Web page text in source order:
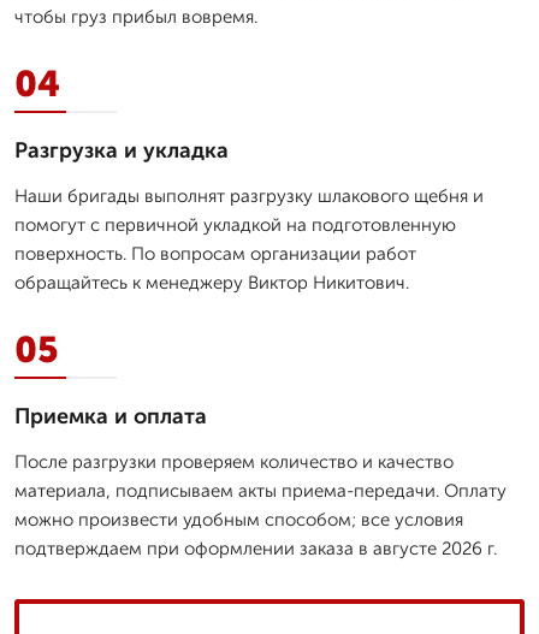
чтобы груз прибыл вовремя.
04
Разгрузка и укладка
Наши бригады выполнят разгрузку шлакового щебня и
помогут с первичной укладкой на подготовленную
поверхность. По вопросам организации работ
обращайтесь к менеджеру Виктор Никитович.
05
Приемка и оплата
После разгрузки проверяем количество и качество
материала, подписываем акты приема-передачи. Оплату
можно произвести удобным способом; все условия
подтверждаем при оформлении заказа в августе 2026 г.